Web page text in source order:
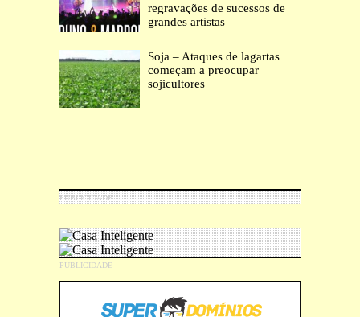
regravações de sucessos de
grandes artistas
Soja – Ataques de lagartas
começam a preocupar
sojicultores